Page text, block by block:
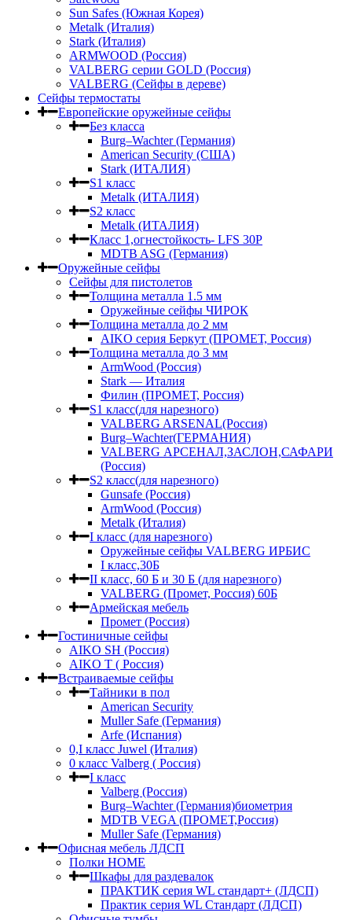
Sun Safes (Южная Корея)
Metalk (Италия)
Stark (Италия)
ARMWOOD (Россия)
VALBERG серии GOLD (Россия)
VALBERG (Сейфы в дереве)
Сейфы термостаты
Европейские оружейные сейфы
Без класса
Burg–Wachter (Германия)
American Security (США)
Stark (ИТАЛИЯ)
S1 класс
Metalk (ИТАЛИЯ)
S2 класс
Metalk (ИТАЛИЯ)
Класс 1,огнестойкость- LFS 30P
MDTB ASG (Германия)
Оружейные сейфы
Сейфы для пистолетов
Толщина металла 1.5 мм
Оружейные сейфы ЧИРОК
Толщина металла до 2 мм
AIKO серия Беркут (ПРОМЕТ, Россия)
Толщина металла до 3 мм
ArmWood (Россия)
Stark — Италия
Филин (ПРОМЕТ, Россия)
S1 класс(для нарезного)
VALBERG ARSENAL(Россия)
Burg–Wachter(ГЕРМАНИЯ)
VALBERG АРСЕНАЛ,ЗАСЛОН,САФАРИ
(Россия)
S2 класс(для нарезного)
Gunsafe (Россия)
ArmWood (Россия)
Metalk (Италия)
I класс (для нарезного)
Оружейные сейфы VALBERG ИРБИС
I класс,30Б
II класс, 60 Б и 30 Б (для нарезного)
VALBERG (Промет, Россия) 60Б
Армейская мебель
Промет (Россия)
Гостиничные сейфы
AIKO SH (Россия)
AIKO Т ( Россия)
Встраиваемые сейфы
Тайники в пол
American Security
Muller Safe (Германия)
Arfe (Испания)
0,I класс Juwel (Италия)
0 класс Valberg ( Россия)
I класс
Valberg (Россия)
Burg–Wachter (Германия)биометрия
MDTB VEGA (ПРОМЕТ,Россия)
Muller Safe (Германия)
Офисная мебель ЛДСП
Полки HOME
Шкафы для раздевалок
ПРАКТИК серия WL стандарт+ (ЛДСП)
Практик серия WL Стандарт (ЛДСП)